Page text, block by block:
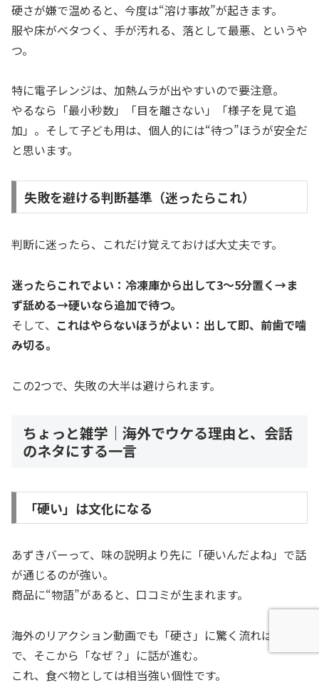
硬さが嫌で温めると、今度は“溶け事故”が起きます。
服や床がベタつく、手が汚れる、落として最悪、というや
つ。
特に電子レンジは、加熱ムラが出やすいので要注意。
やるなら「最小秒数」「目を離さない」「様子を見て追
加」。そして子ども用は、個人的には“待つ”ほうが安全だ
と思います。
失敗を避ける判断基準（迷ったらこれ）
判断に迷ったら、これだけ覚えておけば大丈夫です。
迷ったらこれでよい：冷凍庫から出して3〜5分置く→ま
ず舐める→硬いなら追加で待つ。
そして、 これはやらないほうがよい：出して即、前歯で噛
み切る。
この2つで、失敗の大半は避けられます。
ちょっと雑学｜海外でウケる理由と、会話
のネタにする一言
「硬い」は文化になる
あずきバーって、味の説明より先に「硬いんだよね」で話
が通じるのが強い。
商品に“物語”があると、口コミが生まれます。
海外のリアクション動画でも「硬さ」に驚く流れは鉄板
で、そこから「なぜ？」に話が進む。
これ、食べ物としては相当強い個性です。